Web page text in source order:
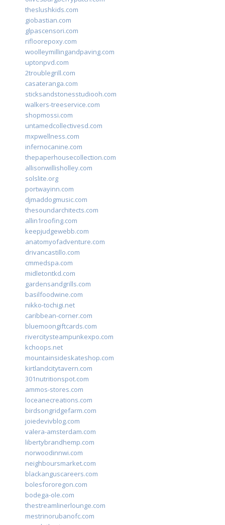
theslushkids.com
giobastian.com
glpascensori.com
rifloorepoxy.com
woolleymillingandpaving.com
uptonpvd.com
2troublegrill.com
casateranga.com
sticksandstonesstudiooh.com
walkers-treeservice.com
shopmossi.com
untamedcollectivesd.com
mxpwellness.com
infernocanine.com
thepaperhousecollection.com
allisonwillisholley.com
solslite.org
portwayinn.com
djmaddogmusic.com
thesoundarchitects.com
allin1roofing.com
keepjudgewebb.com
anatomyofadventure.com
drivancastillo.com
cmmedspa.com
midletontkd.com
gardensandgrills.com
basilfoodwine.com
nikko-tochigi.net
caribbean-corner.com
bluemoongiftcards.com
rivercitysteampunkexpo.com
kchoops.net
mountainsideskateshop.com
kirtlandcitytavern.com
301nutritionspot.com
ammos-stores.com
loceanecreations.com
birdsongridgefarm.com
joiedevivblog.com
valera-amsterdam.com
libertybrandhemp.com
norwoodinnwi.com
neighboursmarket.com
blackanguscareers.com
bolesfororegon.com
bodega-ole.com
thestreamlinerlounge.com
mestrinorubanofc.com